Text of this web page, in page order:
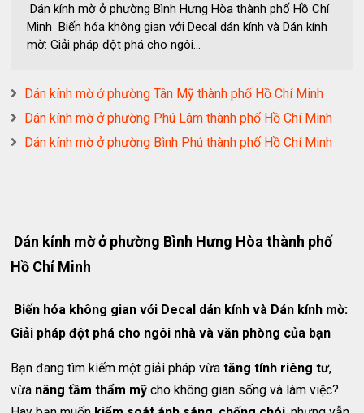
Dán kính mờ ở phường Bình Hưng Hòa thành phố Hồ Chí
Minh Biến hóa không gian với Decal dán kính và Dán kính
mờ: Giải pháp đột phá cho ngôi...
Dán kính mờ ở phường Tân Mỹ thành phố Hồ Chí Minh
Dán kính mờ ở phường Phú Lâm thành phố Hồ Chí Minh
Dán kính mờ ở phường Bình Phú thành phố Hồ Chí Minh
Dán kính mờ ở phường Bình Hưng Hòa thành phố
Hồ Chí Minh
Biến hóa không gian với Decal dán kính và Dán kính mờ:
Giải pháp đột phá cho ngôi nhà và văn phòng của bạn
Bạn đang tìm kiếm một giải pháp vừatăng tính riêng tư,
vừa nâng tầm thẩm mỹ cho không gian sống và làm việc?